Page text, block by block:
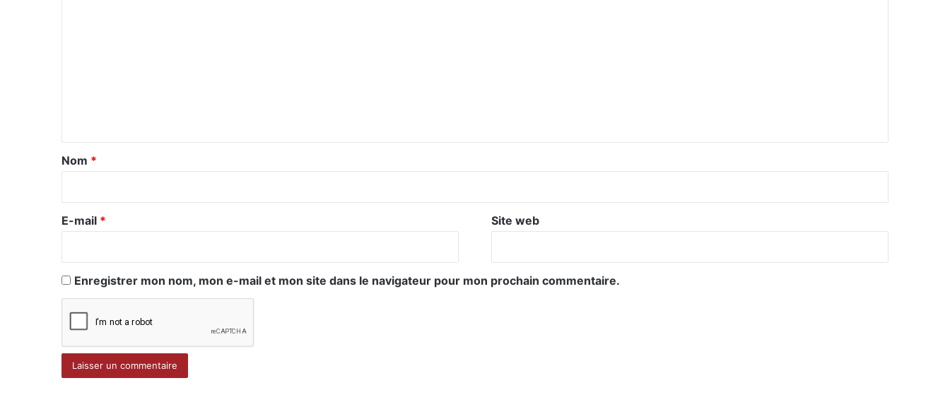
a
e
Nom *
E-mail * Site web
Enregistrer mon nom, mon e-mail et mon site dans le navigateur pour mon prochain commentaire.